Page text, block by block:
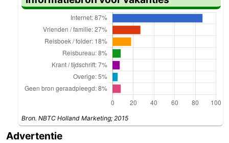
Haamstede
Haamstede
Schouwse
Haert
Wijde
-
Bron. NBTC Holland Marketing; 2015
Advertentie